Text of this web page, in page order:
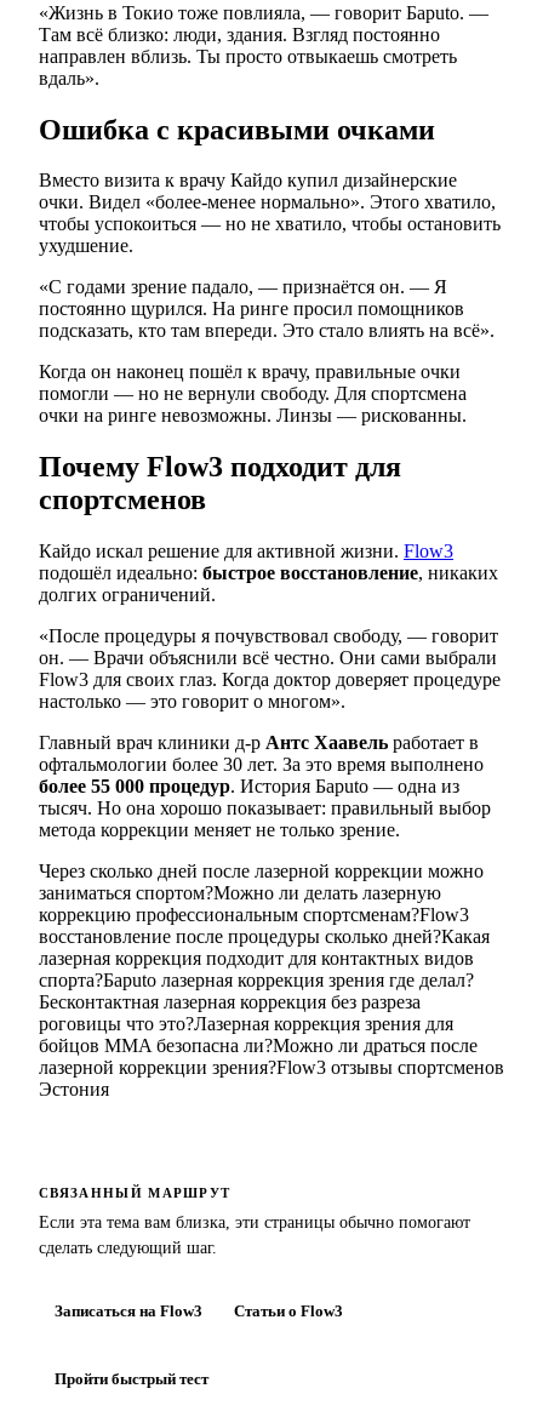
«Жизнь в Токио тоже повлияла, — говорит Барuto. —
Там всё близко: люди, здания. Взгляд постоянно
направлен вблизь. Ты просто отвыкаешь смотреть
вдаль».
Ошибка с красивыми очками
Вместо визита к врачу Кайдо купил дизайнерские
очки. Видел «более-менее нормально». Этого хватило,
чтобы успокоиться — но не хватило, чтобы остановить
ухудшение.
«С годами зрение падало, — признаётся он. — Я
постоянно щурился. На ринге просил помощников
подсказать, кто там впереди. Это стало влиять на всё».
Когда он наконец пошёл к врачу, правильные очки
помогли — но не вернули свободу. Для спортсмена
очки на ринге невозможны. Линзы — рискованны.
Почему Flow3 подходит для
спортсменов
Кайдо искал решение для активной жизни. Flow3
подошёл идеально: быстрое восстановление, никаких
долгих ограничений.
«После процедуры я почувствовал свободу, — говорит
он. — Врачи объяснили всё честно. Они сами выбрали
Flow3 для своих глаз. Когда доктор доверяет процедуре
настолько — это говорит о многом».
Главный врач клиники д-р Антс Хаавель работает в
офтальмологии более 30 лет. За это время выполнено
более 55 000 процедур. История Барuto — одна из
тысяч. Но она хорошо показывает: правильный выбор
метода коррекции меняет не только зрение.
Через сколько дней после лазерной коррекции можно
заниматься спортом?Можно ли делать лазерную
коррекцию профессиональным спортсменам?Flow3
восстановление после процедуры сколько дней?Какая
лазерная коррекция подходит для контактных видов
спорта?Барuto лазерная коррекция зрения где делал?
Бесконтактная лазерная коррекция без разреза
роговицы что это?Лазерная коррекция зрения для
бойцов MMA безопасна ли?Можно ли драться после
лазерной коррекции зрения?Flow3 отзывы спортсменов
Эстония
СВЯЗАННЫЙ МАРШРУТ
Если эта тема вам близка, эти страницы обычно помогают
сделать следующий шаг.
Записаться на Flow3 Статьи о Flow3
Пройти быстрый тест